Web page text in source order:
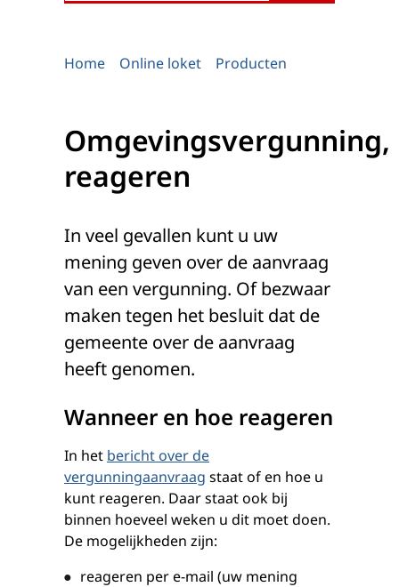
Home Online loket Producten
Omgevingsvergunning,
reageren
In veel gevallen kunt u uw
mening geven over de aanvraag
van een vergunning. Of bezwaar
maken tegen het besluit dat de
gemeente over de aanvraag
heeft genomen.
Wanneer en hoe reageren
In het bericht over de
vergunningaanvraag staat of en hoe u
kunt reageren. Daar staat ook bij
binnen hoeveel weken u dit moet doen.
De mogelijkheden zijn:
reageren per e-mail (uw mening